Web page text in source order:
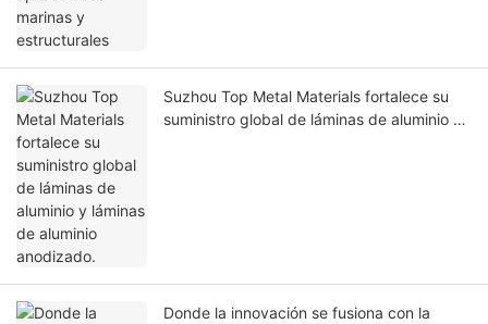
Suzhou Top Metal Materials fortalece su
suministro global de láminas de aluminio y
Donde la innovación se fusiona con la